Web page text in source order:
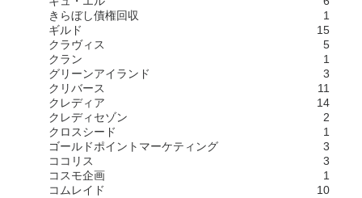
きらぼし債権回収
1
ギルド
15
クラヴィス
5
クラン
1
グリーンアイランド
3
クリバース
11
クレディア
14
クレディセゾン
2
クロスシード
1
ゴールドポイントマーケティング
3
ココリス
3
コスモ企画
1
コムレイド
10